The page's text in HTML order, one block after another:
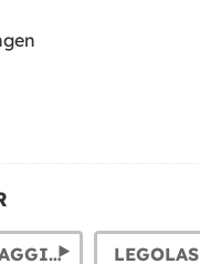
HOBBIT: FRODO & BILBO BAGGINS MASKERADKLÄDER